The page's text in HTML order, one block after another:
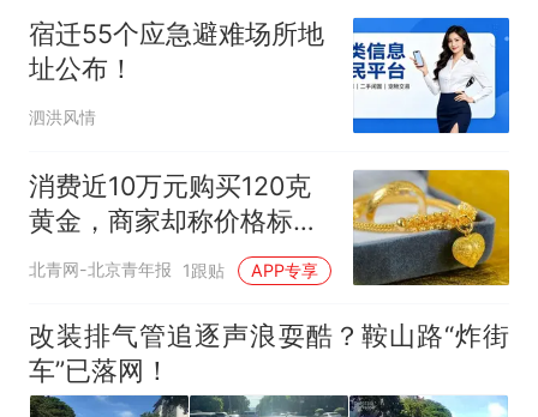
宿迁55个应急避难场所地
址公布！
泗洪风情
消费近10万元购买120克
黄金，商家却称价格标错
拒绝发货，法院怎么判？
北青网-北京青年报 1跟贴 APP专享
改装排气管追逐声浪耍酷？鞍山路“炸街
车”已落网！